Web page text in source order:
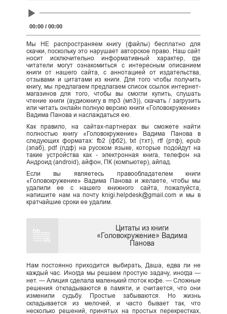
Audio
00:00/ 00:00
Мы НЕ распространяем книгу (файлы) бесплатно для
скачки, поскольку это нарушает авторское право. Наш сайт
носит исключительно информативный характер, где
читатели могут ознакомиться с интересным описанием
книги от нашего сайта, с аннотацией от издательства,
отзывами и цитатами из книги. Для того чтобы получить
книгу, мы предлагаем предлагаем список ссылок интернет-
магазинов для того, чтобы вы смогли купить, слушать
чтение книги (аудиокнигу в mp3 (мп3)), скачать / загрузить
или читать онлайн полную версию книги «Головокружение»
Вадима Панова и наслаждаться ею.
Как правило, на сайтах-партнерах вы сможете найти
полностью книгу «Головокружение» Вадима Панова в
следующих форматах: fb2 (фб2), txt (тхт), rtf (ртф), epub
(эпаб), pdf (пдф) на русском языке, которые подойдут на
такие устройства как - электронная книга, телефон на
Андроид (android), айфон, ПК (компьютер), айпад.
Если вы являетесь правообладателем книги
«Головокружение» Вадима Панова и желаете, чтобы мы
удалили ее с нашего книжного сайта, пожалуйста,
напишите нам на почту knigi.helpdesk@gmail.com и мы в
кратчайшие сроки ее удалим.
Цитаты из книги
«Головокружение» Вадима
Панова
Нам постоянно приходится выбирать, Даша, едва ли не
каждый час. Иногда мы решаем простую задачу, иногда —
нет. — Алиция сделала маленький глоток кофе. — Сложные
решения откладываются в памяти, и считается, что они
изменили судьбу. Простые забываются. Но жизнь
складывается из мелочей, и часто бывает так, что
несколько решений, принятых на простых перекрестках,